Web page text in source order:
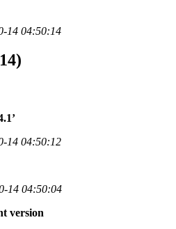
14 04:50:14
14 04:50:12
14 04:50:04
version